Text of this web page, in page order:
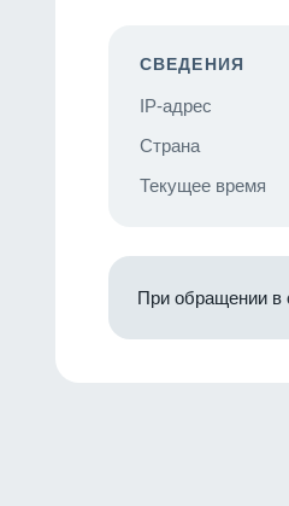
СВЕДЕНИЯ
IP-адрес
Страна
Текущее время
При обращении в